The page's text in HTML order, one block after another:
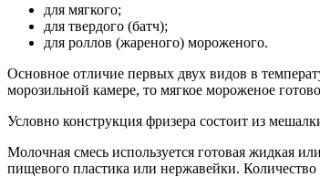
для мягкого;
для твердого (батч);
для роллов (жареного) мороженого.
Основное отличие первых двух видов в
морозильной камере, то мягкое мороженое
Условно конструкция фризера состоит из
Молочная смесь используется готовая жидкая
пищевого пластика или нержавейки.